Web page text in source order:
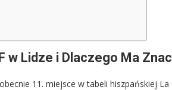
w Lidze i Dlaczego Ma
11. miejsce w tabeli hiszpańskiej